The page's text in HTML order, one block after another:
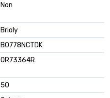
Non
Brioly
B0778NCTDK
OR73364R
50